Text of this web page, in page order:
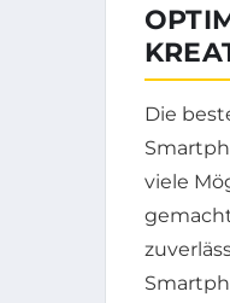
Die
viele